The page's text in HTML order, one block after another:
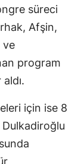
süreci
Afşin,
ve
program
için ise 8